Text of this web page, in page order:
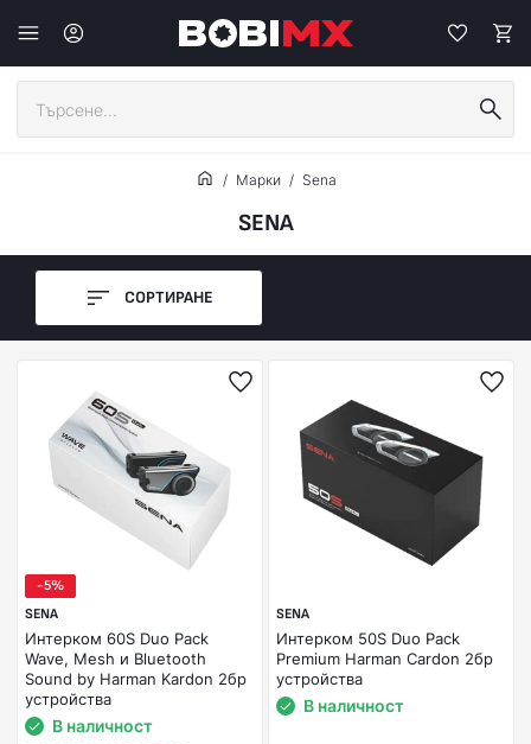
Марки Sena
SENA
СОРТИРАНЕ
-5%
SENA
Интерком 60S Duo Pack
Wave, Mesh и Bluetooth
Sound by Harman Kardon 2бр
устройства
В наличност
SENA
Интерком 50S Duo Pack
Premium Harman Cardon 2бр
устройства
В наличност